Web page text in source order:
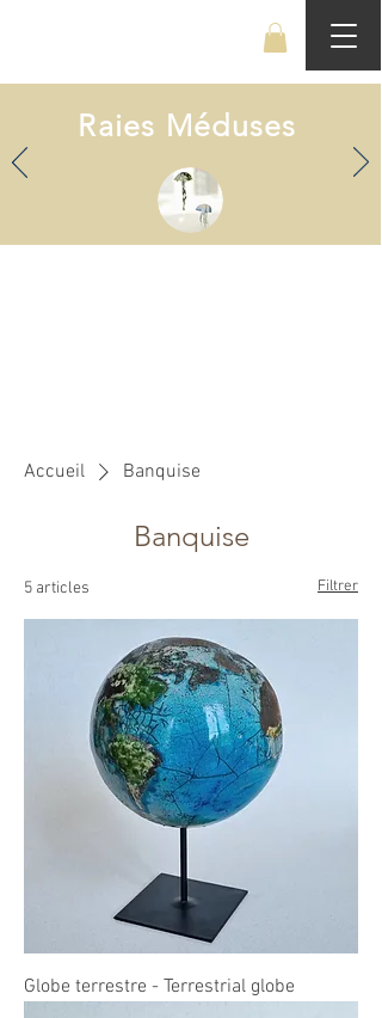
Raies Méduses
Accueil Banquise
Banquise
5 articles Filtrer
Globe terrestre - Terrestrial globe